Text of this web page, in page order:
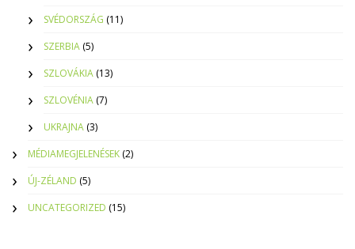
SVÉDORSZÁG (11)
SZERBIA (5)
SZLOVÁKIA (13)
SZLOVÉNIA (7)
UKRAJNA (3)
MÉDIAMEGJELENÉSEK (2)
ÚJ-ZÉLAND (5)
UNCATEGORIZED (15)